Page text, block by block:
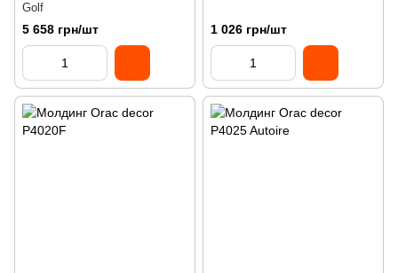
Golf
5 658 грн/шт 1 026 грн/шт